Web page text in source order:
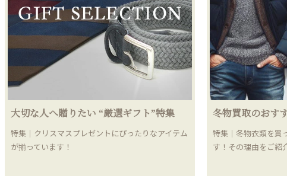
大切な人へ贈りたい “厳選ギフト”特集
特集｜クリスマスプレゼントにぴったりなアイテム
が揃っています！
冬物買取のおす
特集｜冬物衣類を買
す！その理由をご紹